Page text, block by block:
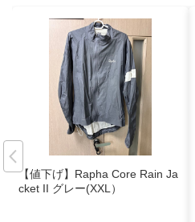
【値下げ】Rapha Core Rain Ja
cket II グレー(XXL）